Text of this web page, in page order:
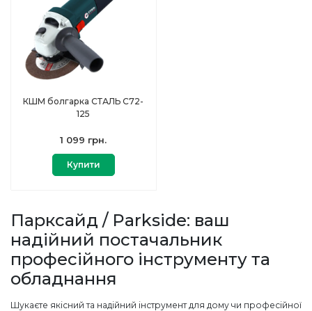
КШМ болгарка СТАЛЬ С72-
125
1 099 грн.
Купити
Парксайд / Parkside: ваш
надійний постачальник
професійного інструменту та
обладнання
Шукаєте якісний та надійний інструмент для дому чи професійної